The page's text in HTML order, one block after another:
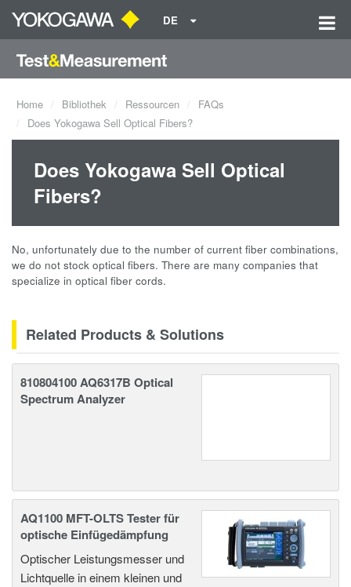
DE
Home Bibliothek Ressourcen
FAQs
Does Yokogawa Sell Optical Fibers?
Does Yokogawa Sell Optical
Fibers?
No, unfortunately due to the number of current fiber combinations,
we do not stock optical fibers. There are many companies that
specialize in optical fiber cords.
Related Products & Solutions
810804100 AQ6317B Optical
Spectrum Analyzer
AQ1100 MFT-OLTS Tester für
optische Einfügedämpfung
Optischer Leistungsmesser und
Lichtquelle in einem kleinen und